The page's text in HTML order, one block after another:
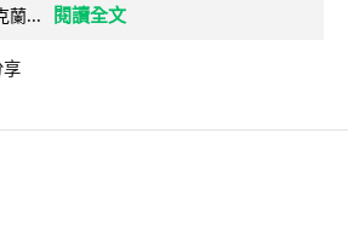
蘭...
閱讀全文